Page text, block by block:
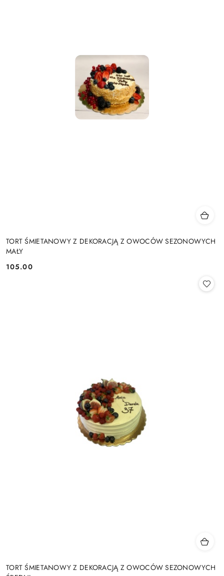
TORT ŚMIETANOWY Z DEKORACJĄ Z OWOCÓW SEZONOWYCH
MAŁY
Cena:
105.00
TORT ŚMIETANOWY Z DEKORACJĄ Z OWOCÓW SEZONOWYCH